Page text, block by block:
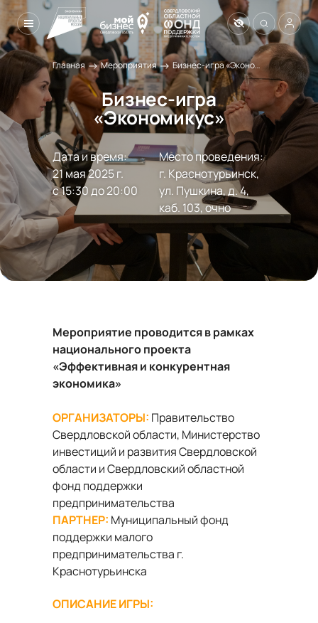
Главная→Мероприятия→ Бизнес-игра «Экономикус»
Бизнес-игра
«Экономикус»
Дата и время:
21 мая 2025 г.
с 15:30 до 20:00
Место проведения:
г. Краснотурьинск,
ул. Пушкина, д. 4,
каб. 103, очно
Мероприятие проводится в рамках
национального проекта
«Эффективная и конкурентная
экономика»
ОРГАНИЗАТОРЫ: Правительство
Свердловской области, Министерство
инвестиций и развития Свердловской
области и Свердловский областной
фонд поддержки
предпринимательства
ПАРТНЕР: Муниципальный фонд
поддержки малого
предпринимательства г.
Краснотурьинска
ОПИСАНИЕ ИГРЫ: